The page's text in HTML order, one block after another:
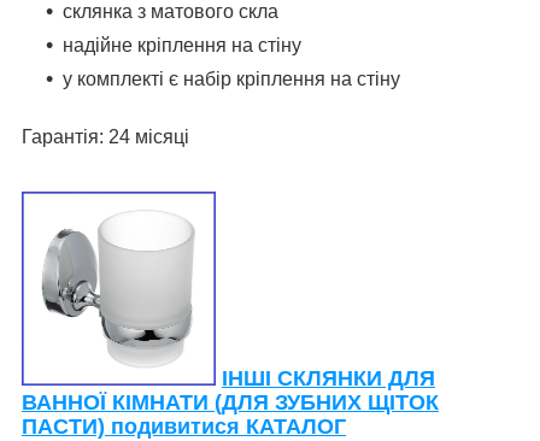
склянка з матового скла
надійне кріплення на стіну
у комплекті є набір кріплення на стіну
Гарантія: 24 місяці
ІНШІ СКЛЯНКИ ДЛЯ
ВАННОЇ КІМНАТИ (ДЛЯ ЗУБНИХ ЩІТОК
ПАСТИ) подивитися КАТАЛОГ